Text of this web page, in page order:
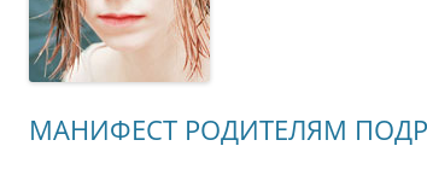
МАНИФЕСТ РОДИТЕЛЯМ